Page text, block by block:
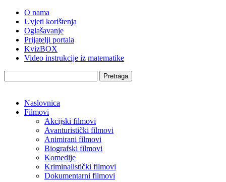
O nama
Uvjeti korištenja
Oglašavanje
Prijatelji portala
KvizBOX
Video instrukcije iz matematike
Pretraga
Naslovnica
Filmovi
Akcijski filmovi
Avanturistički filmovi
Animirani filmovi
Biografski filmovi
Komedije
Kriminalistički filmovi
Dokumentarni filmovi